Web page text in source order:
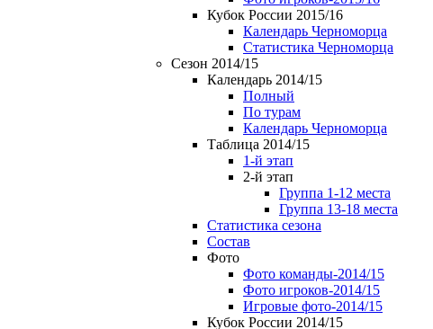
Кубок России 2015/16
Календарь Черноморца
Статистика Черноморца
Сезон 2014/15
Календарь 2014/15
Полный
По турам
Календарь Черноморца
Таблица 2014/15
1-й этап
2-й этап
Группа 1-12 места
Группа 13-18 места
Статистика сезона
Состав
Фото
Фото команды-2014/15
Фото игроков-2014/15
Игровые фото-2014/15
Кубок России 2014/15